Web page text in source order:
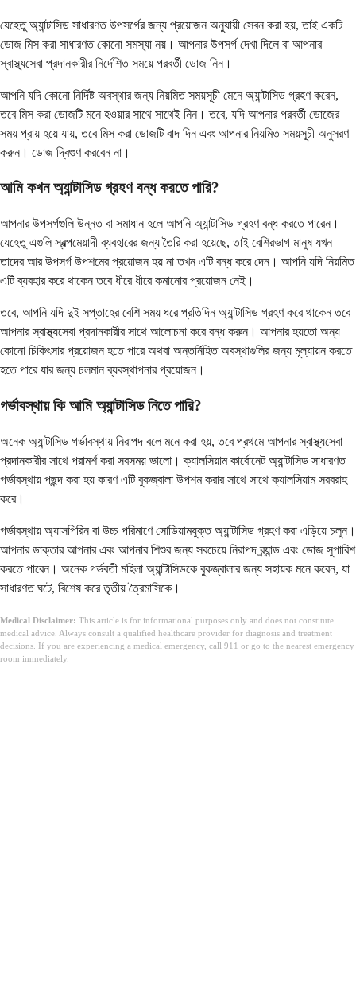
যেহেতু অ্যান্টাসিড সাধারণত উপসর্গের জন্য প্রয়োজন অনুযায়ী সেবন করা হয়, তাই একটি
ডোজ মিস করা সাধারণত কোনো সমস্যা নয়। আপনার উপসর্গ দেখা দিলে বা আপনার
স্বাস্থ্যসেবা প্রদানকারীর নির্দেশিত সময়ে পরবর্তী ডোজ নিন।
আপনি যদি কোনো নির্দিষ্ট অবস্থার জন্য নিয়মিত সময়সূচী মেনে অ্যান্টাসিড গ্রহণ করেন,
তবে মিস করা ডোজটি মনে হওয়ার সাথে সাথেই নিন। তবে, যদি আপনার পরবর্তী ডোজের
সময় প্রায় হয়ে যায়, তবে মিস করা ডোজটি বাদ দিন এবং আপনার নিয়মিত সময়সূচী অনুসরণ
করুন। ডোজ দ্বিগুণ করবেন না।
আমি কখন অ্যান্টাসিড গ্রহণ বন্ধ করতে পারি?
আপনার উপসর্গগুলি উন্নত বা সমাধান হলে আপনি অ্যান্টাসিড গ্রহণ বন্ধ করতে পারেন।
যেহেতু এগুলি স্বল্পমেয়াদী ব্যবহারের জন্য তৈরি করা হয়েছে, তাই বেশিরভাগ মানুষ যখন
তাদের আর উপসর্গ উপশমের প্রয়োজন হয় না তখন এটি বন্ধ করে দেন। আপনি যদি নিয়মিত
এটি ব্যবহার করে থাকেন তবে ধীরে ধীরে কমানোর প্রয়োজন নেই।
তবে, আপনি যদি দুই সপ্তাহের বেশি সময় ধরে প্রতিদিন অ্যান্টাসিড গ্রহণ করে থাকেন তবে
আপনার স্বাস্থ্যসেবা প্রদানকারীর সাথে আলোচনা করে বন্ধ করুন। আপনার হয়তো অন্য
কোনো চিকিৎসার প্রয়োজন হতে পারে অথবা অন্তর্নিহিত অবস্থাগুলির জন্য মূল্যায়ন করতে
হতে পারে যার জন্য চলমান ব্যবস্থাপনার প্রয়োজন।
গর্ভাবস্থায় কি আমি অ্যান্টাসিড নিতে পারি?
অনেক অ্যান্টাসিড গর্ভাবস্থায় নিরাপদ বলে মনে করা হয়, তবে প্রথমে আপনার স্বাস্থ্যসেবা
প্রদানকারীর সাথে পরামর্শ করা সবসময় ভালো। ক্যালসিয়াম কার্বোনেট অ্যান্টাসিড সাধারণত
গর্ভাবস্থায় পছন্দ করা হয় কারণ এটি বুকজ্বালা উপশম করার সাথে সাথে ক্যালসিয়াম সরবরাহ
করে।
গর্ভাবস্থায় অ্যাসপিরিন বা উচ্চ পরিমাণে সোডিয়ামযুক্ত অ্যান্টাসিড গ্রহণ করা এড়িয়ে চলুন।
আপনার ডাক্তার আপনার এবং আপনার শিশুর জন্য সবচেয়ে নিরাপদ ব্র্যান্ড এবং ডোজ সুপারিশ
করতে পারেন। অনেক গর্ভবতী মহিলা অ্যান্টাসিডকে বুকজ্বালার জন্য সহায়ক মনে করেন, যা
সাধারণত ঘটে, বিশেষ করে তৃতীয় ত্রৈমাসিকে।
Medical Disclaimer: This article is for informational purposes only and does not constitute
medical advice. Always consult a qualified healthcare provider for diagnosis and treatment
decisions. If you are experiencing a medical emergency, call 911 or go to the nearest emergency
room immediately.